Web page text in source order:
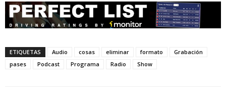
ETIQUETAS Audio cosas eliminar formato
Grabación
pases
Podcast Programa Radio Show